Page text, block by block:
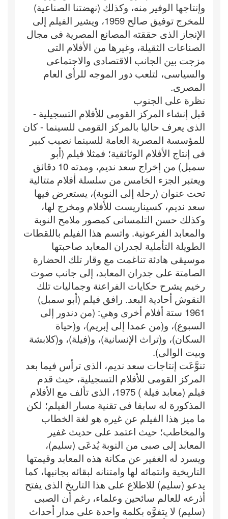
وإنتاجها الوفير منه، وكذلك (نهضتنا الصناعية)
للمخرج توفيق صالح 1959، ويشير الفيلم إلى
الإنجاز الذى حققته المصانع المصرية فى مجال
الصناعات الثقيلة، وغيرها من الأفلام التى
مزجت بين الجانب الاقتصادى والاجتماعى
والسياسى، لتلعب دور الموجه للرأى العام
المصرى.
نظرة على الجنوب
قبل إنشاء المركز القومى للأفلام التسجيلية -
الذى يعرف حاليا بالمركز القومى للسينما - كان
للمؤسسة المصرية العامة للسينما نصيب كبير
فى إنتاج الأفلام الوثائقية؛ فمثلا فيلم (أبو
سمبل) من إخراج سعد نديم، ومدته 10 دقائق
ويعتبر الجزء الخامس من سلسلة أفلام متتالية
تحت عنوان (رحلة إلى النوبة)، يستعرض فيها
سعد نديم، كسيناريست للأفلام ومخرج لها،
وكذلك حسن التلمسانى كمصور ملامح النوبة
والمعابد الفرعونية. واتسم هذا الفيلم باللقطات
الطويلة التأملية لجدران المعابد صاحبتها
موسيقى هادئة تناغمت مع وقار تلك الحضارة
الصامتة على جدران المعابد، إلى جانب صوت
رخيم يشرح حكايات الفراعنة وجماليات تلك
النقوش أحادية البعد. رافق فيلم (أبو سمبل)
1961 ستة أفلام أخرى وهي: (من دندور إلى
السبوع)، و(من عمدا إلى إبريم)، و(حياة
السكان)، و(تراث الإنسانية)، و(فيلة)، و(كلابشة
وبيت الوالى).
تنوَّعَت إنتاجات سعد نديم، الذى ترأس فيما بعد
المركز القومى للأفلام التسجيلية، حيث قدم
فيلم (معابد فيلة ) 1975، الذى تألف مع الأفلام
المذكورة له سابقا فى تقنية مسار الفيلم؛ لكن
ما ميز هذا الفيلم عن غيره هو لغة الخطاب
والمخاطب؛ حيث اعتمد على حديث غفير
المعابد إلى صبى من النوبة يُدعَى (سليم)،
ويسرد له الغفير عن مكانة هذه المعابد وقيمتها
التاريخية وانتمائه لها وامتنانه لبقائه بجانبها، كما
يدعو (سليم) للاطلاع على هذا التاريخ الذى يفتح
أذرعه للعالم سائحين وعلماء، رغم أن الصبى
(سليم) لا يتفوَّه بكلمة واحدة على مدار أحداث